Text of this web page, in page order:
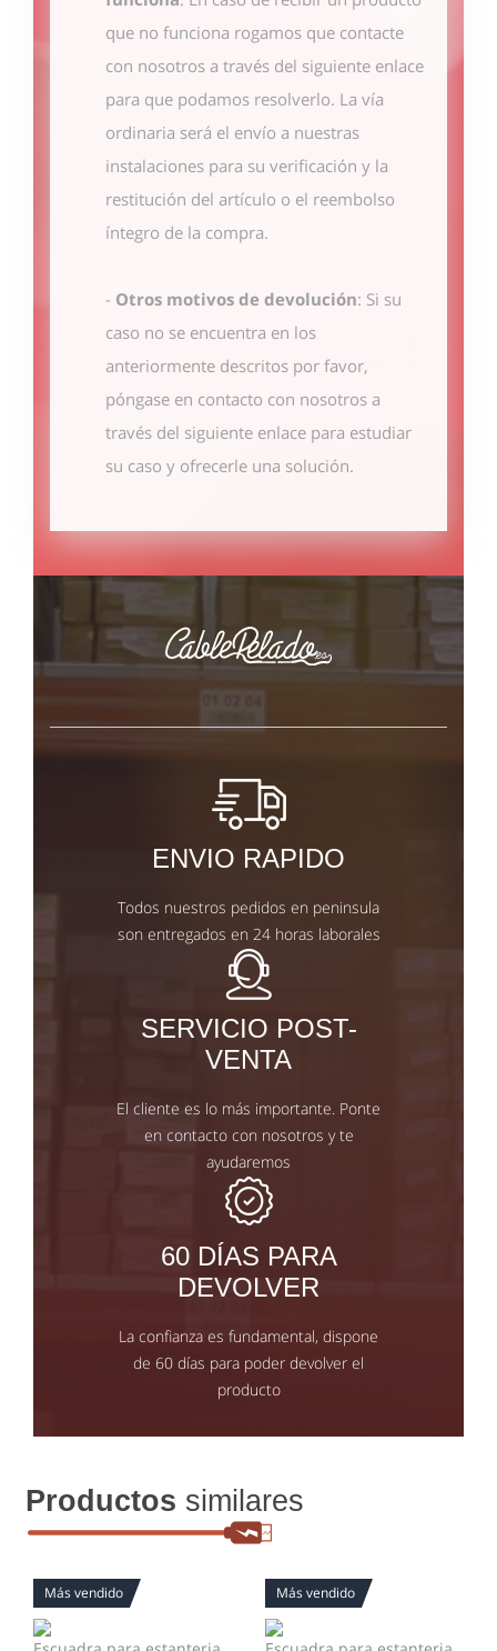
que no funciona rogamos que contacte
con nosotros a través del siguiente enlace
para que podamos resolverlo. La vía
ordinaria será el envío a nuestras
instalaciones para su verificación y la
restitución del artículo o el reembolso
íntegro de la compra.
- Otros motivos de devolución: Si su
caso no se encuentra en los
anteriormente descritos por favor,
póngase en contacto con nosotros a
través del siguiente enlace para estudiar
su caso y ofrecerle una solución.
ENVIO RAPIDO
Todos nuestros pedidos en peninsula
son entregados en 24 horas laborales
SERVICIO POST-
VENTA
El cliente es lo más importante. Ponte
en contacto con nosotros y te
ayudaremos
60 DÍAS PARA
DEVOLVER
La confianza es fundamental, dispone
de 60 días para poder devolver el
producto
Productos similares
Más vendido Más vendido